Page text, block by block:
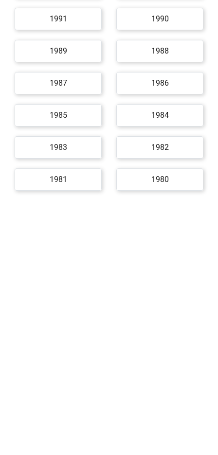
1991 1990
1989 1988
1987 1986
1985 1984
1983 1982
1981 1980